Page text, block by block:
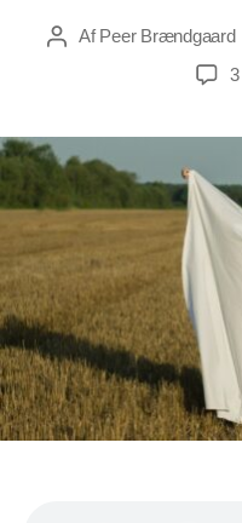
Indlægsforfatter
AfPeer Brændgaard